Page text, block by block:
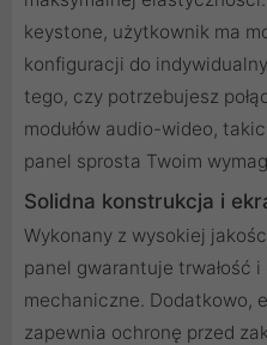
keystone, użytkownik ma
konfiguracji do
tego, czy potrzebujesz
modułów audio-wideo,
panel sprosta Twoim
Solidna konstrukcja i
Wykonany z wysokiej
panel gwarantuje trwałość
mechaniczne. Dodatkowo,
zapewnia ochronę przed